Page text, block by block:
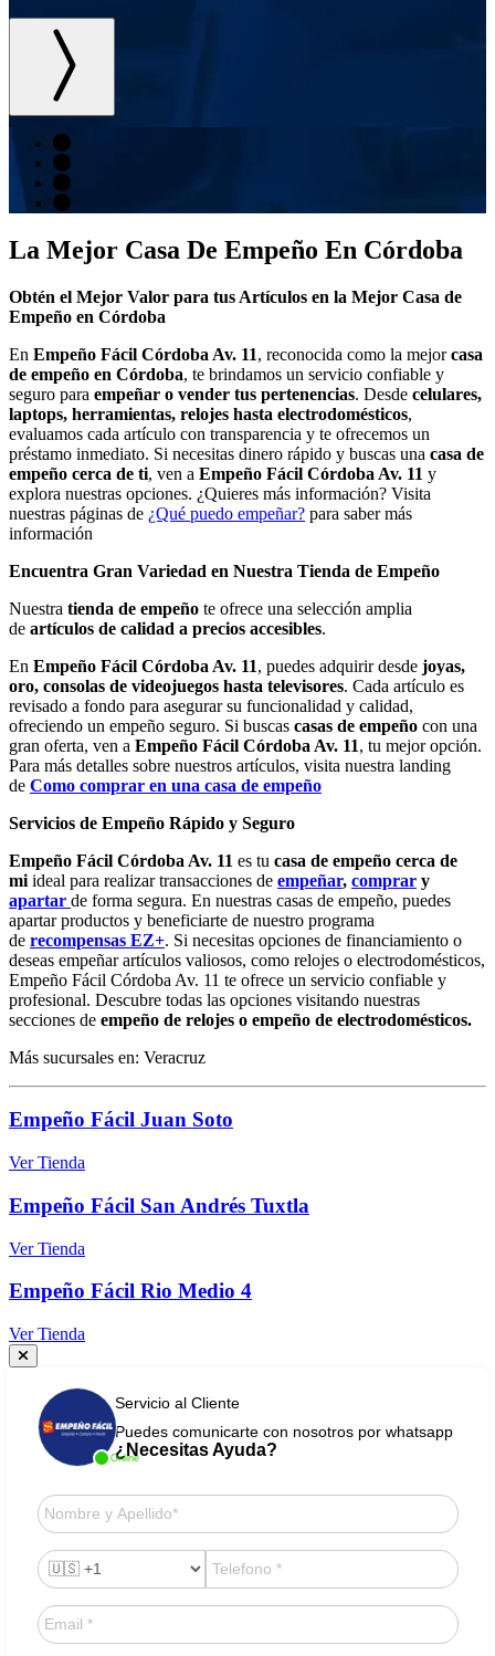
La Mejor Casa De Empeño En Córdoba
Obtén el Mejor Valor para tus Artículos en la Mejor Casa de
Empeño en Córdoba
En Empeño Fácil Córdoba Av. 11, reconocida como la mejorcasa
de empeño en Córdoba, te brindamos un servicio confiable y
seguro para empeñar o vender tus pertenencias. Desde celulares,
laptops, herramientas, relojes hasta electrodomésticos,
evaluamos cada artículo con transparencia y te ofrecemos un
préstamo inmediato. Si necesitas dinero rápido y buscas una casa de
empeño cerca de ti, ven a Empeño Fácil Córdoba Av. 11 y
explora nuestras opciones. ¿Quieres más información? Visita
nuestras páginas de ¿Qué puedo empeñar? para saber más
información
Encuentra Gran Variedad en Nuestra Tienda de Empeño
Nuestra tienda de empeño te ofrece una selección amplia
de artículos de calidad a precios accesibles.
En Empeño Fácil Córdoba Av. 11, puedes adquirir desde joyas,
oro, consolas de videojuegos hasta televisores. Cada artículo es
revisado a fondo para asegurar su funcionalidad y calidad,
ofreciendo un empeño seguro. Si buscas casas de empeño con una
gran oferta, ven a Empeño Fácil Córdoba Av. 11, tu mejor opción.
Para más detalles sobre nuestros artículos, visita nuestra landing
de Como comprar en una casa de empeño
Servicios de Empeño Rápido y Seguro
Empeño Fácil Córdoba Av. 11 es tu casa de empeño cerca de
mi ideal para realizar transacciones de empeñar, comprar y
apartar de forma segura. En nuestras casas de empeño, puedes
apartar productos y beneficiarte de nuestro programa
de recompensas EZ+. Si necesitas opciones de financiamiento o
deseas empeñar artículos valiosos, como relojes o electrodomésticos,
Empeño Fácil Córdoba Av. 11 te ofrece un servicio confiable y
profesional. Descubre todas las opciones visitando nuestras
secciones de empeño de relojes o empeño de electrodomésticos.
Más sucursales en: Veracruz
Empeño Fácil Juan Soto
Ver Tienda
Empeño Fácil San Andrés Tuxtla
Ver Tienda
Empeño Fácil Rio Medio 4
Ver Tienda
Online
Servicio al Cliente
Puedes comunicarte con nosotros por whatsapp
¿Necesitas Ayuda?